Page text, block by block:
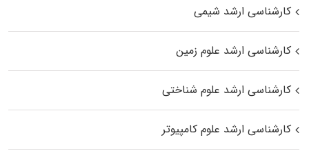
کارشناسی ارشد شیمی
کارشناسی ارشد علوم زمین
کارشناسی ارشد علوم شناختی
کارشناسی ارشد علوم کامپیوتر